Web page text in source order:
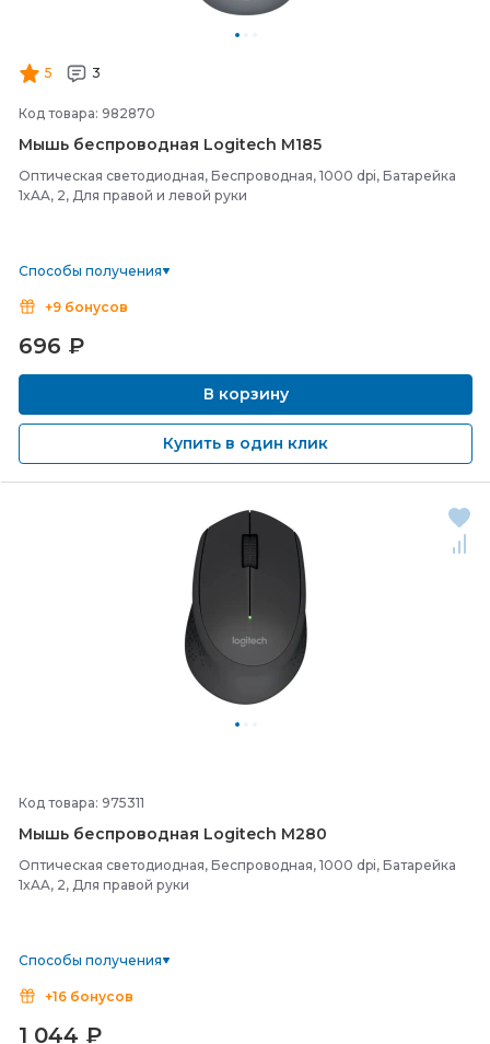
5 3
Код товара: 982870
Мышь беспроводная Logitech M185
Оптическая светодиодная, Беспроводная, 1000 dpi, Батарейка
1xAA, 2, Для правой и левой руки
Способы получения
+9 бонусов
696 ₽
В корзину
Купить в один клик
Код товара: 975311
Мышь беспроводная Logitech M280
Оптическая светодиодная, Беспроводная, 1000 dpi, Батарейка
1xAA, 2, Для правой руки
Способы получения
+16 бонусов
1 044 ₽